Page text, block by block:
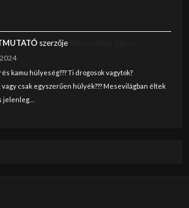
szerzője
kamu hülyeség??? Ti drogosok vagytok?
csak egyszerűen hülyék??? Mesevilágban éltek
jelenleg…